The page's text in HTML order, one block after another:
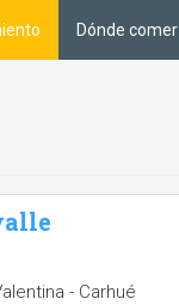
Dónde comer
- Carhué